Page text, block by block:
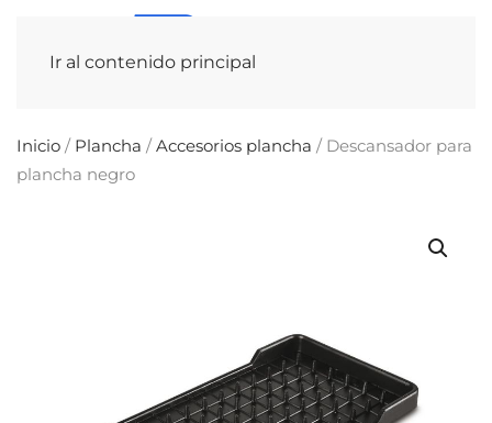
Ir al contenido principal
Inicio / Plancha /Accesorios plancha / Descansador para
plancha negro